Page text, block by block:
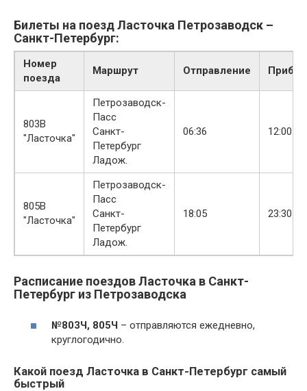
Билеты на поезд Ласточка Петрозаводск –
Санкт-Петербург:
Номер
поезда
Маршрут Отправление
803В
"Ласточка"
Петрозаводск-
Пасс
Санкт-
Петербург
Ладож.
06:36 12:00
805В
"Ласточка"
Петрозаводск-
Пасс
Санкт-
Петербург
Ладож.
18:05 23:30
Расписание поездов Ласточка в Санкт-
Петербург из Петрозаводска
№803Ч, 805Ч – отправляются ежедневно,
круглогодично.
Какой поезд Ласточка в Санкт-Петербург самый
быстрый